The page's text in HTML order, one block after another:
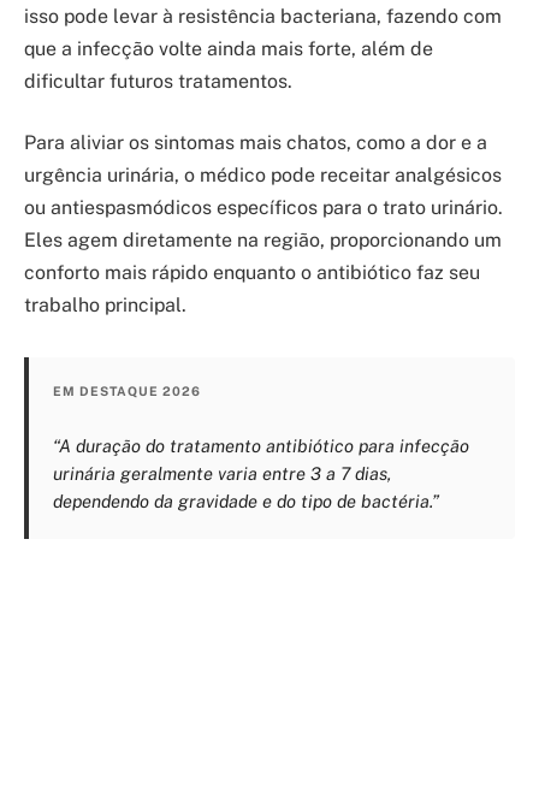
isso pode levar à resistência bacteriana, fazendo com
que a infecção volte ainda mais forte, além de
dificultar futuros tratamentos.
Para aliviar os sintomas mais chatos, como a dor e a
urgência urinária, o médico pode receitar analgésicos
ou antiespasmódicos específicos para o trato urinário.
Eles agem diretamente na região, proporcionando um
conforto mais rápido enquanto o antibiótico faz seu
trabalho principal.
EM DESTAQUE 2026
“A duração do tratamento antibiótico para infecção
urinária geralmente varia entre 3 a 7 dias,
dependendo da gravidade e do tipo de bactéria.”